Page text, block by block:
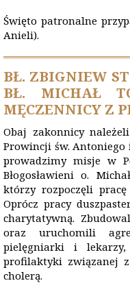
Święto patronalne
Anieli).
BŁ. ZBIGNIEW
BŁ. MICHAŁ
MĘCZENNICY Z
Obaj zakonnicy
Prowincji św. Antoniego
prowadzimy misje w
Błogosławieni o.
którzy rozpoczęli
Oprócz pracy
charytatywną.
oraz uruchomili
pielęgniarki i
profilaktyki związanej
cholerą.